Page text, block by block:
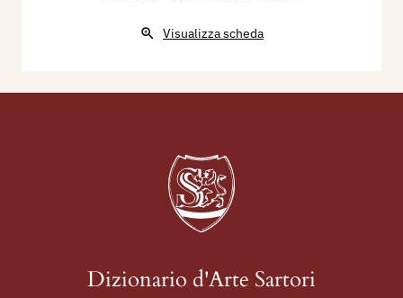
Visualizza scheda
Dizionario d'Arte Sartori